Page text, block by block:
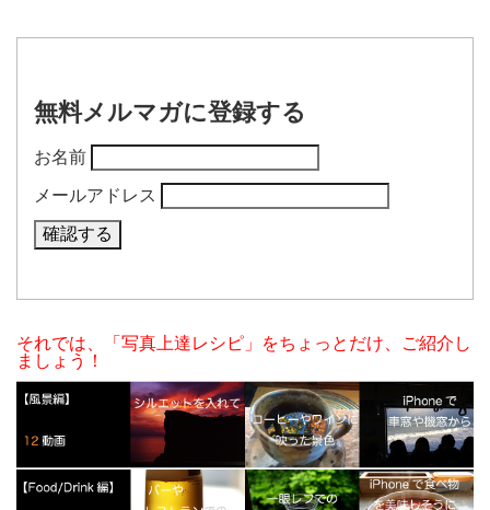
無料メルマガに登録する
お名前
メールアドレス
それでは、「写真上達レシピ」をちょっとだけ、ご紹介し
ましょう！